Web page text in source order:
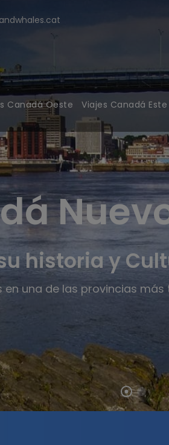
Canadá Oeste Viajes Canadá Este
historia y
una de las provincias